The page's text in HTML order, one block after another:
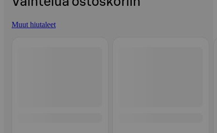
Muut hiutaleet